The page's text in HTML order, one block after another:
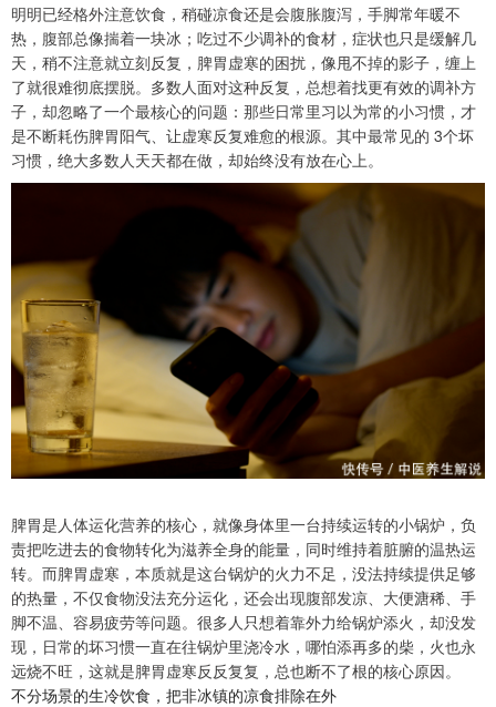
明明已经格外注意饮食，稍碰凉食还是会腹胀腹泻，手脚常年暖不
热，腹部总像揣着一块冰；吃过不少调补的食材，症状也只是缓解几
天，稍不注意就立刻反复，脾胃虚寒的困扰，像甩不掉的影子，缠上
了就很难彻底摆脱。多数人面对这种反复，总想着找更有效的调补方
子，却忽略了一个最核心的问题：那些日常里习以为常的小习惯，才
是不断耗伤脾胃阳气、让虚寒反复难愈的根源。其中最常见的 3个坏
习惯，绝大多数人天天都在做，却始终没有放在心上。
脾胃是人体运化营养的核心，就像身体里一台持续运转的小锅炉，负
责把吃进去的食物转化为滋养全身的能量，同时维持着脏腑的温热运
转。而脾胃虚寒，本质就是这台锅炉的火力不足，没法持续提供足够
的热量，不仅食物没法充分运化，还会出现腹部发凉、大便溏稀、手
脚不温、容易疲劳等问题。很多人只想着靠外力给锅炉添火，却没发
现，日常的坏习惯一直在往锅炉里浇冷水，哪怕添再多的柴，火也永
远烧不旺，这就是脾胃虚寒反反复复，总也断不了根的核心原因。
不分场景的生冷饮食，把非冰镇的凉食排除在外